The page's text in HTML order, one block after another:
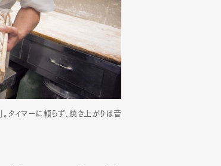
Watch
Fashion
Product
Culture
イマーに頼らず、焼き上がりは音